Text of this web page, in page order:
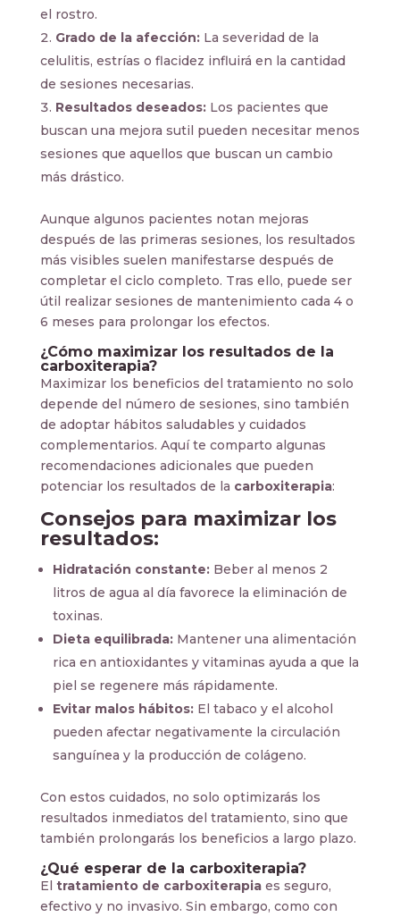
el rostro.
Grado de la afección:La severidad de la
celulitis, estrías o flacidez influirá en la cantidad
de sesiones necesarias.
Resultados deseados:Los pacientes que
buscan una mejora sutil pueden necesitar menos
sesiones que aquellos que buscan un cambio
más drástico.
Aunque algunos pacientes notan mejoras
después de las primeras sesiones, los resultados
más visibles suelen manifestarse después de
completar el ciclo completo. Tras ello, puede ser
útil realizar sesiones de mantenimiento cada 4 o
6 meses para prolongar los efectos.
¿Cómo maximizar los resultados de la
carboxiterapia?
Maximizar los beneficios del tratamiento no solo
depende del número de sesiones, sino también
de adoptar hábitos saludables y cuidados
complementarios. Aquí te comparto algunas
recomendaciones adicionales que pueden
potenciar los resultados de la carboxiterapia:
Consejos para maximizar los
resultados:
Hidratación constante:Beber al menos 2
litros de agua al día favorece la eliminación de
toxinas.
Dieta equilibrada:Mantener una alimentación
rica en antioxidantes y vitaminas ayuda a que la
piel se regenere más rápidamente.
Evitar malos hábitos:El tabaco y el alcohol
pueden afectar negativamente la circulación
sanguínea y la producción de colágeno.
Con estos cuidados, no solo optimizarás los
resultados inmediatos del tratamiento, sino que
también prolongarás los beneficios a largo plazo.
¿Qué esperar de la carboxiterapia?
El tratamiento de carboxiterapiaes seguro,
efectivo y no invasivo. Sin embargo, como con